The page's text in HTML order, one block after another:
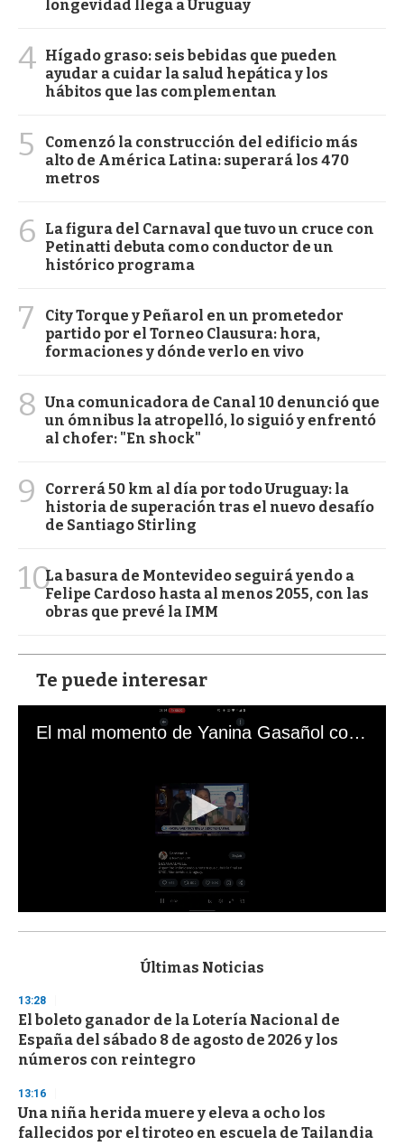
longevidad llega a Uruguay
4 Hígado graso: seis bebidas que pueden
ayudar a cuidar la salud hepática y los
hábitos que las complementan
5
Comenzó la construcción del edificio más
alto de América Latina: superará los 470
metros
6
La figura del Carnaval que tuvo un cruce con
Petinatti debuta como conductor de un
histórico programa
7
City Torque y Peñarol en un prometedor
partido por el Torneo Clausura: hora,
formaciones y dónde verlo en vivo
8 Una comunicadora de Canal 10 denunció que
un ómnibus la atropelló, lo siguió y enfrentó
al chofer: "En shock"
9
Correrá 50 km al día por todo Uruguay: la
historia de superación tras el nuevo desafío
de Santiago Stirling
10La basura de Montevideo seguirá yendo a
Felipe Cardoso hasta al menos 2055, con las
obras que prevé la IMM
Te puede interesar
El mal momento de Yanina Gasañol con un hincha argentino en "Subrayado"
s
d
s
o
f
3
s
e
c
o
Últimas Noticias
13:28
El boleto ganador de la Lotería Nacional de
España del sábado 8 de agosto de 2026 y los
números con reintegro
13:16
Una niña herida muere y eleva a ocho los
fallecidos por el tiroteo en escuela de Tailandia